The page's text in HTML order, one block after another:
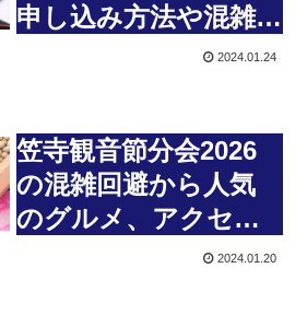
申し込み方法や混雑回
避、周辺の人気宿泊施
2024.01.24
笠寺観音節分会2026
の混雑回避から人気
のグルメ、アクセ
ス・駐車場・宿泊情報
2024.01.20